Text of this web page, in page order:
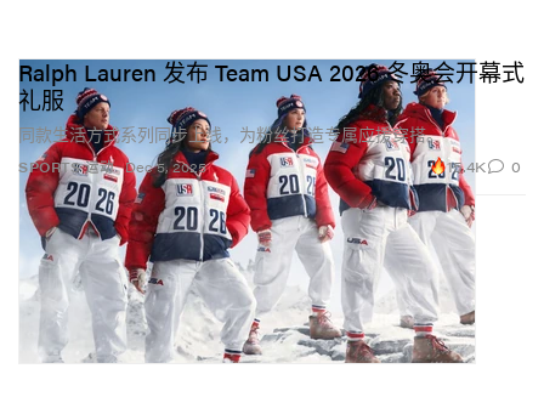
SPORTS 运动
Ralph Lauren 发布 Team USA 2026 冬奥会开幕式
礼服
同款生活方式系列同步上线，为粉丝打造专属应援穿搭。
Dec 5, 2025 15.4K 0